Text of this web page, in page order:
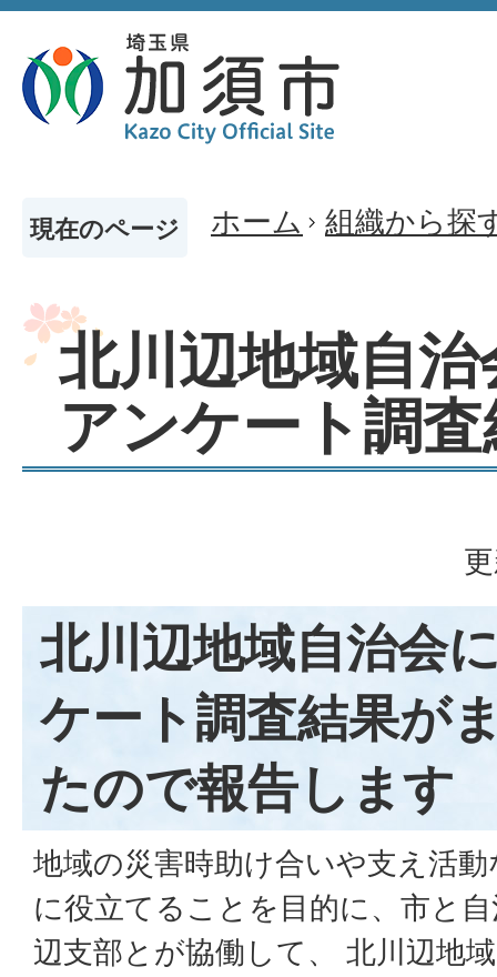
現在のページ ホーム 組織から探
北川辺地域自
アンケート調
北川辺地域自治会
ケート調査結果が
たので報告します
地域の災害時助け合いや支え活
に役立てることを目的に、市と
辺支部とが協働して、 北川辺地